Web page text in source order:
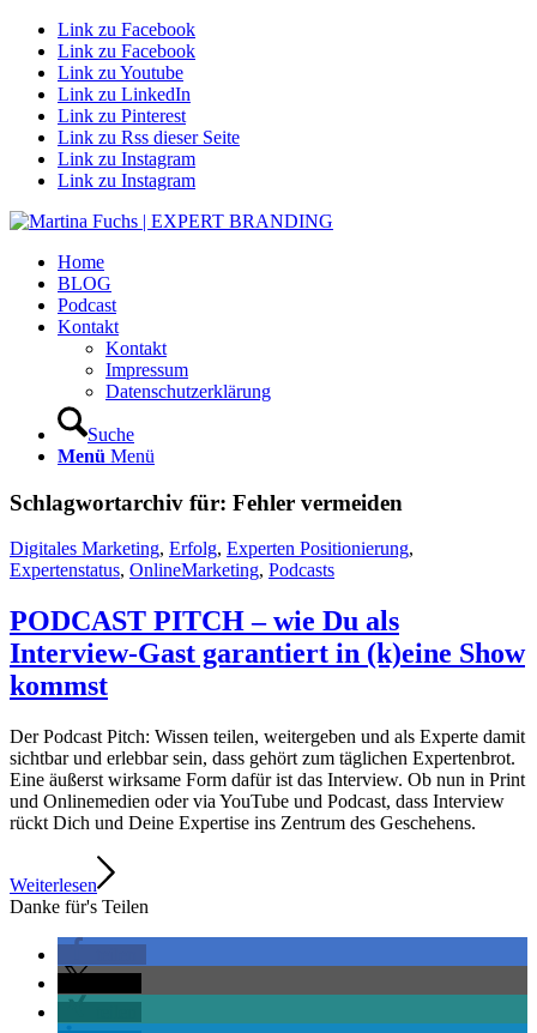
Link zu Facebook
Link zu Facebook
Link zu Youtube
Link zu LinkedIn
Link zu Pinterest
Link zu Rss dieser Seite
Link zu Instagram
Link zu Instagram
Home
BLOG
Podcast
Kontakt
Kontakt
Impressum
Datenschutzerklärung
Suche
Menü Menü
Schlagwortarchiv für: Fehler vermeiden
Digitales Marketing, Erfolg, Experten Positionierung,
Expertenstatus, OnlineMarketing, Podcasts
PODCAST PITCH – wie Du als
Interview-Gast garantiert in (k)eine Show
kommst
Der Podcast Pitch: Wissen teilen, weitergeben und als Experte damit
sichtbar und erlebbar sein, dass gehört zum täglichen Expertenbrot.
Eine äußerst wirksame Form dafür ist das Interview. Ob nun in Print
und Onlinemedien oder via YouTube und Podcast, dass Interview
rückt Dich und Deine Expertise ins Zentrum des Geschehens.
Weiterlesen
Danke für's Teilen